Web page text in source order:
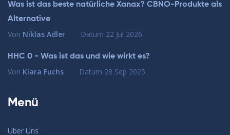
Was ist das beste natürliche Xanax? CBNO-Produkte als
Alternative
Von Niklas Adler Datum 22 Jul 2026
HHC 0 - Was ist das und wie wirkt es?
Von Klara Fuchs Datum 28 Sep 2025
Menü
Über Uns